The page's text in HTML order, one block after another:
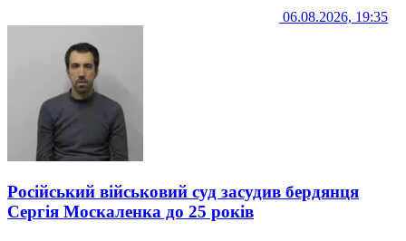
06.08.2026, 19:35
Російський військовий суд засудив бердянця
Сергія Москаленка до 25 років